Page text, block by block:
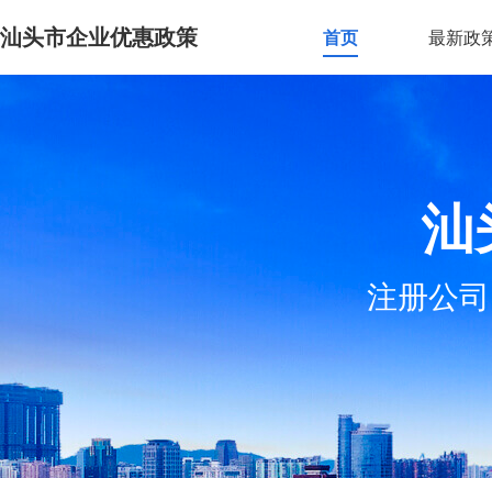
汕头市企业优惠政策 首页 最新政
汕
注册公